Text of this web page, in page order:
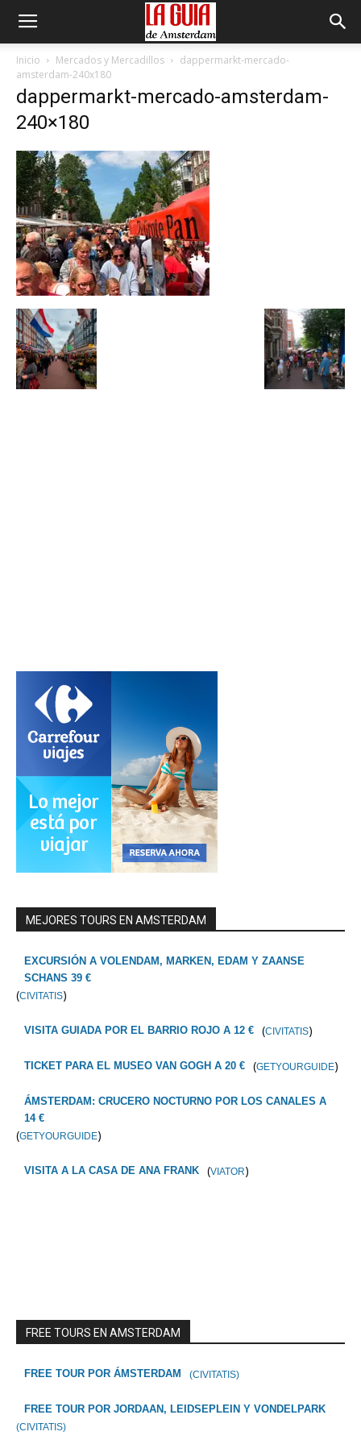
Inicio Mercados y Mercadillos
dappermarkt-mercado-
amsterdam-240x180
dappermarkt-mercado-amsterdam-
240×180
MEJORES TOURS EN AMSTERDAM
EXCURSIÓN A VOLENDAM, MARKEN, EDAM Y ZAANSE
SCHANS 39 €
(CIVITATIS)
VISITA GUIADA POR EL BARRIO ROJO A 12 € (CIVITATIS)
TICKET PARA EL MUSEO VAN GOGH A 20 € (GETYOURGUIDE)
ÁMSTERDAM: CRUCERO NOCTURNO POR LOS CANALES A
14 €
(GETYOURGUIDE)
VISITA A LA CASA DE ANA FRANK (VIATOR)
FREE TOURS EN AMSTERDAM
FREE TOUR POR ÁMSTERDAM (CIVITATIS)
FREE TOUR POR JORDAAN, LEIDSEPLEIN Y VONDELPARK
(CIVITATIS)